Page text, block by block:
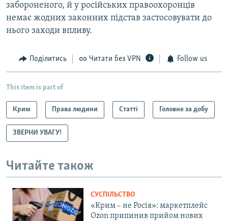
забороненого, й у російських правоохоронців
немає жодних законних підстав застосовувати до
нього заходи впливу.
Поділитись Читати без VPN Follow us
This item is part of
Крим Права людини Статті Головне за добу
ЗВЕРНИ УВАГУ!
Читайте також
СУСПІЛЬСТВО
«Крим – не Росія»: маркетплейс
Ozon припинив прийом нових